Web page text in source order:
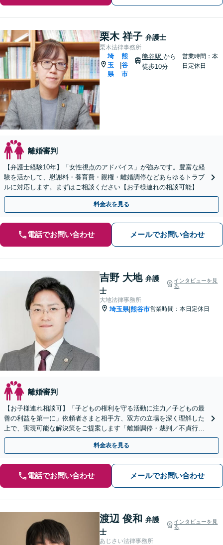
栗木 祥子 弁護士
栗木法律事務所
埼
玉
県
熊
谷
市
熊谷駅 から
徒歩10分
営業時間：本
日定休日
離婚審判
【弁護士経験10年】「女性視点のアドバイス」が強みです。豊富な経
験を活かして、慰謝料・養育費・親権・離婚調停などあらゆるトラブ
ルに対応します。まずはご相談ください【お子様連れの相談可能】
料金表を見る
電話でお問い合わせ メールでお問い合わせ
吉野 大地 弁護
士
インタビューを見
る
大地法律事務所
埼玉県|熊谷市営業時間：本日定休日
離婚審判
【お子様連れ相談可】「子どもの権利を守る活動に注力／子どもの最
善の利益を第一に」依頼者さまと相手方、双方の立場を深く理解した
上で、実現可能な解決策をご提案します「離婚調停・裁判／不貞行為
／婚約破棄／別居／親権／面会交流など」
料金表を見る
電話でお問い合わせ メールでお問い合わせ
渡辺 俊和 弁護
士
インタビューを見
る
あじさい法律事務所